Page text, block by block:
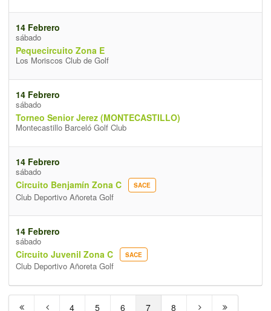
14 Febrero
sábado
Pequecircuito Zona E
Los Moriscos Club de Golf
14 Febrero
sábado
Torneo Senior Jerez (MONTECASTILLO)
Montecastillo Barceló Golf Club
14 Febrero
sábado
Circuito Benjamín Zona C SACE
Club Deportivo Añoreta Golf
14 Febrero
sábado
Circuito Juvenil Zona C SACE
Club Deportivo Añoreta Golf
4 5 6 7 8